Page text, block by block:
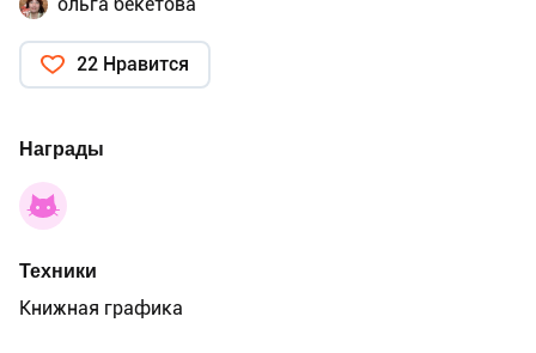
ольга бекетова
22 Нравится
Награды
Техники
Книжная графика